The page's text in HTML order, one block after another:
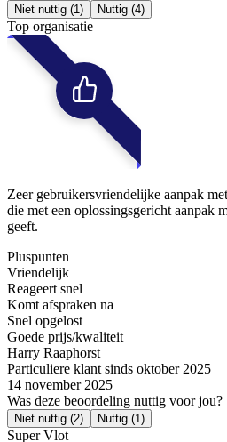
Niet nuttig (1) Nuttig (4)
Top organisatie
Zeer gebruikersvriendelijke aanpak
die met een oplossingsgericht aanpak
geeft.
Pluspunten
Vriendelijk
Reageert snel
Komt afspraken na
Snel opgelost
Goede prijs/kwaliteit
Harry Raaphorst
Particuliere klant sinds oktober 2025
14 november 2025
Was deze beoordeling nuttig voor jou?
Niet nuttig (2) Nuttig (1)
Super Vlot